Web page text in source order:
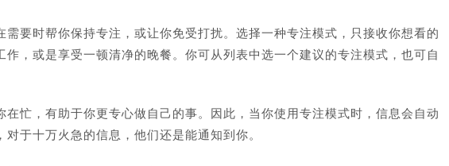
需要时帮你保持专注，或让你免受打扰。选择一种专注模式，只接收你想看的
作，或是享受一顿清净的晚餐。你可从列表中选一个建议的专注模式，也可自
在忙，有助于你更专心做自己的事。因此，当你使用专注模式时，信息会自动
于十万火急的信息，他们还是能通知到你。